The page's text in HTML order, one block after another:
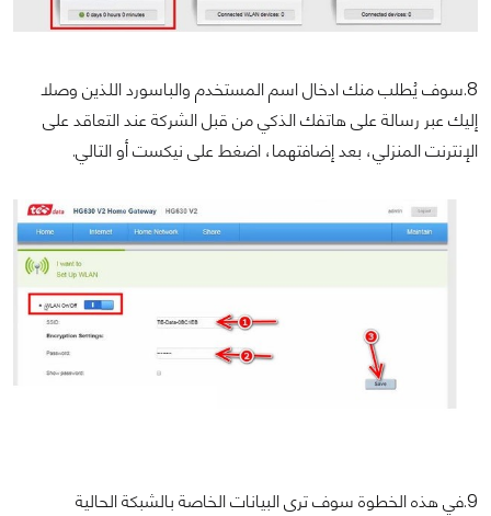
8.سوف يُطلب منك ادخال اسم المستخدم والباسورد اللذين وصلا
إليك عبر رسالة على هاتفك الذكي من قبل الشركة عند التعاقد على
الإنترنت المنزلي، بعد إضافتهما، اضغط على نيكست أو التالي.
9.في هذه الخطوة سوف ترى البيانات الخاصة بالشبكة الحالية